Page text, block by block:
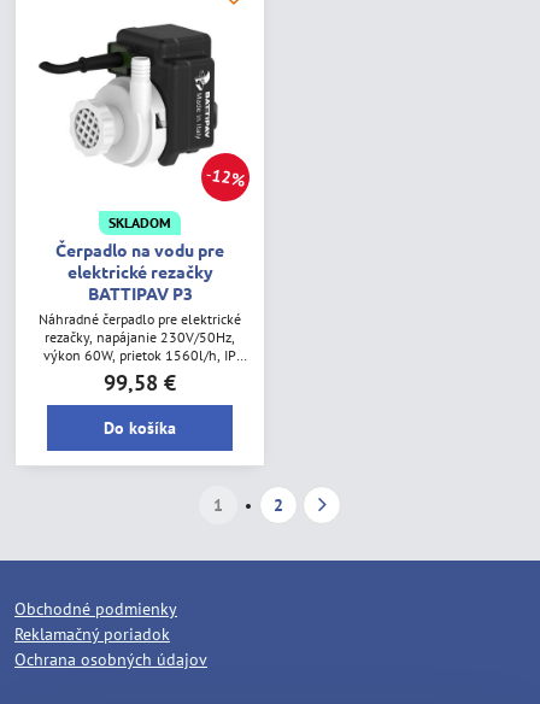
12%
SKLADOM
Čerpadlo na vodu pre
elektrické rezačky
BATTIPAV P3
Náhradné čerpadlo pre elektrické
rezačky, napájanie 230V/50Hz,
výkon 60W, prietok 1560l/h, IP
trieda X8, izolačná trieda F, H. max
2,5m.
99,58 €
Do košíka
1 2
Obchodné podmienky
Reklamačný poriadok
Ochrana osobných údajov